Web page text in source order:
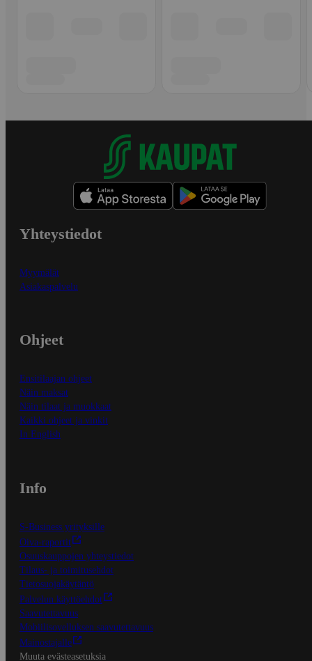
Yhteystiedot
Myymälät
Asiakaspalvelu
Ohjeet
Ensitilaajan ohjeet
Näin maksat
Näin tilaat ja muokkaat
Kaikki ohjeet ja vinkit
In English
Info
S-Business yrityksille
Oiva-raportit
Osuuskauppojen yhteystiedot
Tilaus- ja toimitusehdot
Tietosuojakäytäntö
Palvelun käyttöehdot
Saavutettavuus
Mobiilisovelluksen saavutettavuus
Mainostajalle
Muuta evästeasetuksia